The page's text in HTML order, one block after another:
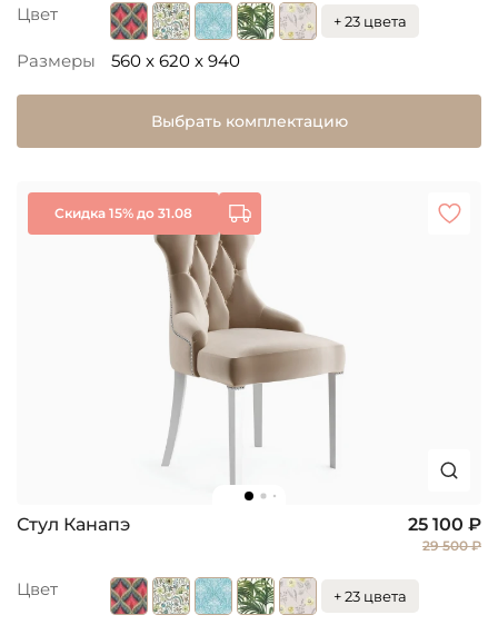
Цвет + 23 цвета
Размеры 560 x 620 x 940
Выбрать комплектацию
Скидка 15% до 31.08
Стул Канапэ 25 100 ₽
29 500 ₽
Цвет + 23 цвета